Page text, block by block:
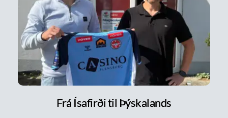
Frá Ísafirði til Þýskalands